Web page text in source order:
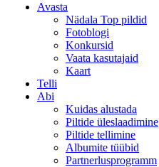
Avasta
Nädala Top pildid
Fotoblogi
Konkursid
Vaata kasutajaid
Kaart
Telli
Abi
Kuidas alustada
Piltide üleslaadimine
Piltide tellimine
Albumite tüübid
Partnerlusprogramm